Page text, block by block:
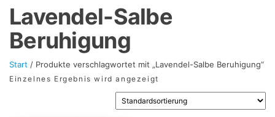
Lavendel-Salbe
Beruhigung
Start / Produkte verschlagwortet mit „Lavendel-Salbe Beruhigung“
Einzelnes Ergebnis wird angezeigt